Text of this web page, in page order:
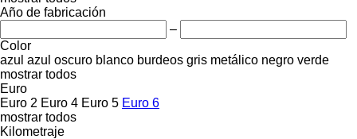
Año de fabricación
–
Color
azul azul oscuro blanco burdeos gris metálico negro verde
mostrar todos
Euro
Euro 2 Euro 4 Euro 5 Euro 6
mostrar todos
Kilometraje